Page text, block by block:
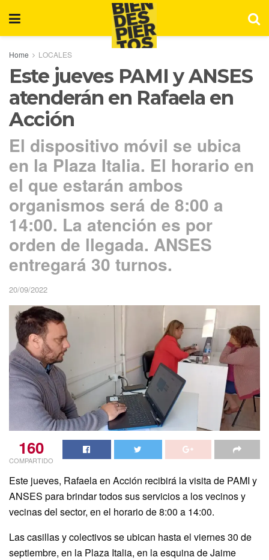
Home LOCALES
Este jueves PAMI y ANSES
atenderán en Rafaela en
Acción
El dispositivo móvil se ubica
en la Plaza Italia. El horario en
el que estarán ambos
organismos será de 8:00 a
14:00. La atención es por
orden de llegada. ANSES
entregará 30 turnos.
20/09/2022
160
COMPARTIDO
Este jueves, Rafaela en Acción recibirá la visita de PAMI y
ANSES para brindar todos sus servicios a los vecinos y
vecinas del sector, en el horario de 8:00 a 14:00.
Las casillas y colectivos se ubican hasta el viernes 30 de
septiembre, en la Plaza Italia, en la esquina de Jaime